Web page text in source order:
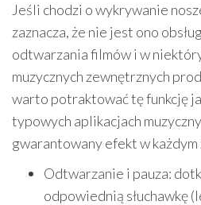
Jeśli chodzi o wykrywanie
zaznacza, że nie jest ono
odtwarzania filmów i w
muzycznych zewnętrznych
warto potraktować tę funkcję
typowych aplikacjach
gwarantowany efekt w
Odtwarzanie i pauza:
odpowiednią słuchawkę